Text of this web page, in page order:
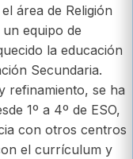
área de Religión
equipo de
la educación
Secundaria.
refinamiento, se ha
1º a 4º de ESO,
con otros centros
el currículum y